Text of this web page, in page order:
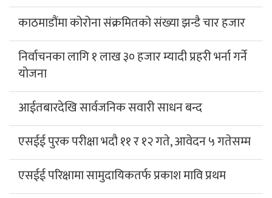
काठमाडौंमा कोरोना संक्रमितको संख्या झन्डै चार हजार
निर्वाचनका लागि १ लाख ३० हजार म्यादी प्रहरी भर्ना गर्ने
योजना
आईतबारदेखि सार्वजनिक सवारी साधन बन्द
एसईई पुरक परीक्षा भदौ ११ र १२ गते, आवेदन ५ गतेसम्म
एसईई परिक्षामा सामुदायिकतर्फ प्रकाश मावि प्रथम